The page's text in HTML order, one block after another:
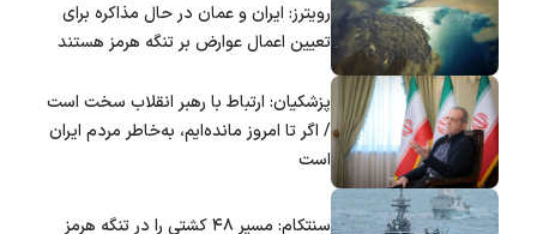
رویترز: ایران و عمان در حال مذاکره برای
تعیین اعمال عوارض بر تنگه هرمز هستند
پزشکیان: ارتباط با رهبر انقلاب سخت است
/ اگر تا امروز مانده‌ایم، به‌خاطر مردم ایران
است
سنتکام: مسیر ۴۸ کشتی را در تنگه هرمز